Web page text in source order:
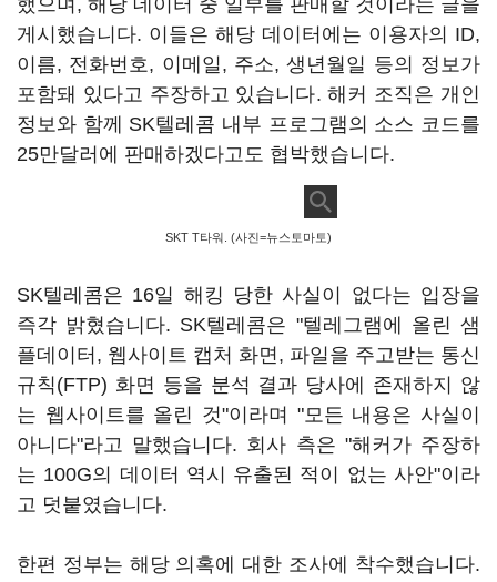
했으며, 해당 데이터 중 일부를 판매할 것이라는 글을
게시했습니다. 이들은 해당 데이터에는 이용자의 ID,
이름, 전화번호, 이메일, 주소, 생년월일 등의 정보가
포함돼 있다고 주장하고 있습니다. 해커 조직은 개인
정보와 함께 SK텔레콤 내부 프로그램의 소스 코드를
25만달러에 판매하겠다고도 협박했습니다.
SKT T타워. (사진=뉴스토마토)
SK텔레콤은 16일 해킹 당한 사실이 없다는 입장을
즉각 밝혔습니다. SK텔레콤은 "텔레그램에 올린 샘
플데이터, 웹사이트 캡처 화면, 파일을 주고받는 통신
규칙(FTP) 화면 등을 분석 결과 당사에 존재하지 않
는 웹사이트를 올린 것"이라며 "모든 내용은 사실이
아니다"라고 말했습니다. 회사 측은 "해커가 주장하
는 100G의 데이터 역시 유출된 적이 없는 사안"이라
고 덧붙였습니다.
한편 정부는 해당 의혹에 대한 조사에 착수했습니다.